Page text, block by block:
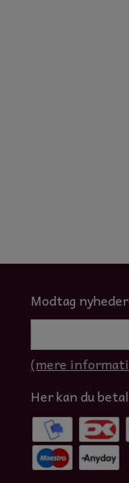
Modtag
(mere
Her kan du